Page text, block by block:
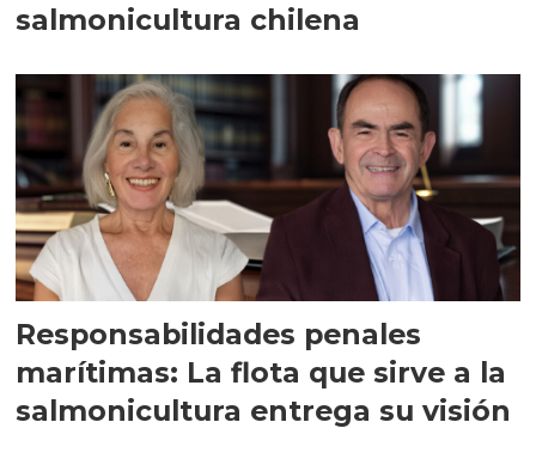
salmonicultura chilena
Responsabilidades penales
marítimas: La flota que sirve a la
salmonicultura entrega su visión